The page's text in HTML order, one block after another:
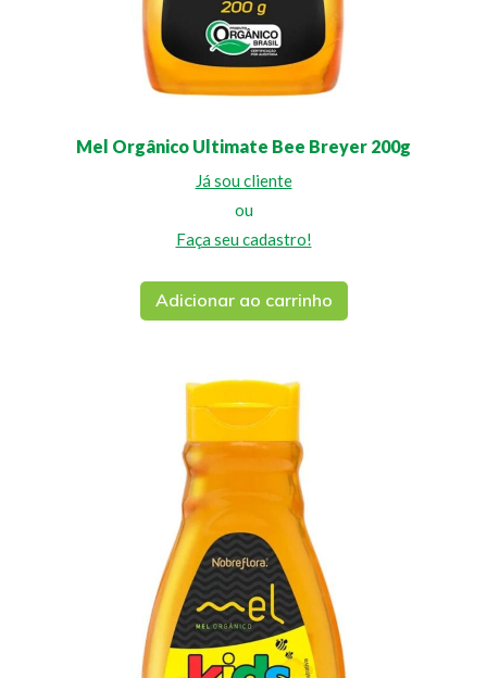
Mel Orgânico Ultimate Bee Breyer 200g
Já sou cliente
ou
Faça seu cadastro!
Adicionar ao carrinho